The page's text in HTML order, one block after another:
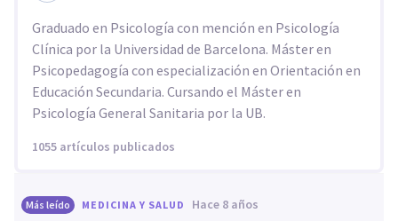
Graduado en Psicología con mención en Psicología
Clínica por la Universidad de Barcelona. Máster en
Psicopedagogía con especialización en Orientación en
Educación Secundaria. Cursando el Máster en
Psicología General Sanitaria por la UB.
1055 artículos publicados
Más leído MEDICINA Y SALUD hace 8 años